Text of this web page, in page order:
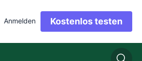
Anmelden Kostenlos testen